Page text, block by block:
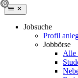
Jobsuche
Profil
Jobbörse
Alle